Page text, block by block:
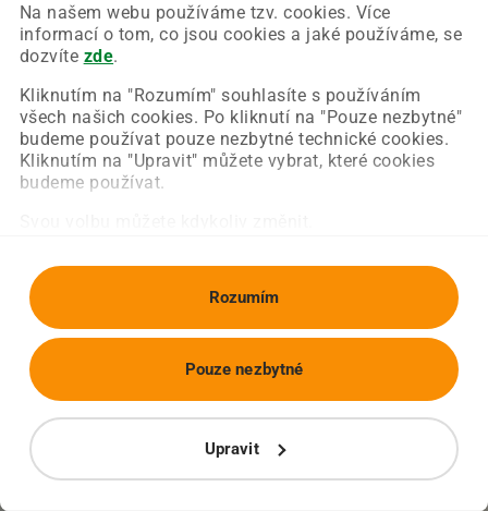
Na našem webu používáme tzv. cookies. Více
informací o tom, co jsou cookies a jaké používáme, se
dozvíte zde.
Kliknutím na "Rozumím" souhlasíte s používáním
všech našich cookies. Po kliknutí na "Pouze nezbytné"
budeme používat pouze nezbytné technické cookies.
Kliknutím na "Upravit" můžete vybrat, které cookies
budeme používat.
Rozumím
Upravit
Pouze nezbytné
Chyba nastala na naší straně a už ji opravujeme.
Zkuste prosím znovu načíst požadovanou stránku.
Obnovit stránku Úvodní strana